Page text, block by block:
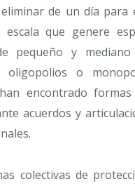
de un día
que genere
pequeño y
oligopolios o
encontrado
acuerdos y
colectivas de